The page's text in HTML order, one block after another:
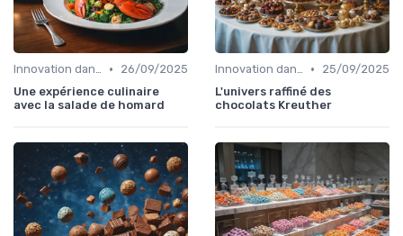
Innovation dans la food •
26/09/2025
Une expérience culinaire
avec la salade de homard
Innovation dans la food •
25/09/2025
L'univers raffiné des
chocolats Kreuther